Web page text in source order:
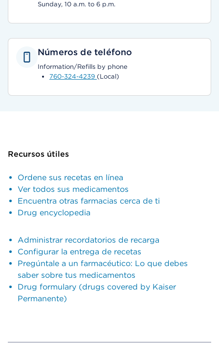
Sunday, 10 a.m. to 6 p.m.
Números de teléfono
Information/Refills by phone
760-324-4239 (Local)
Recursos útiles
Ordene sus recetas en línea
Ver todos sus medicamentos
Encuentra otras farmacias cerca de ti
Drug encyclopedia
Administrar recordatorios de recarga
Configurar la entrega de recetas
Pregúntale a un farmacéutico: Lo que debes
saber sobre tus medicamentos
Drug formulary (drugs covered by Kaiser
Permanente)